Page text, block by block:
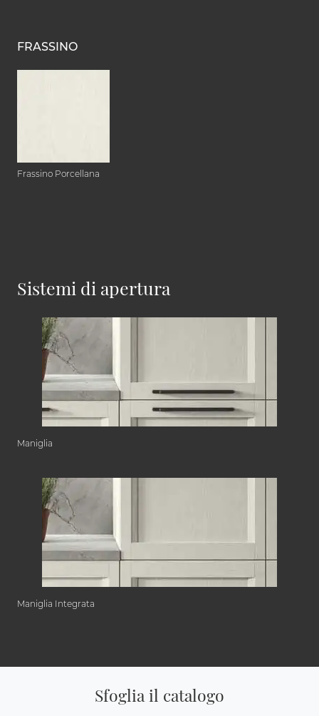
FRASSINO
Frassino Porcellana
Sistemi di apertura
Maniglia
Maniglia Integrata
Sfoglia il catalogo